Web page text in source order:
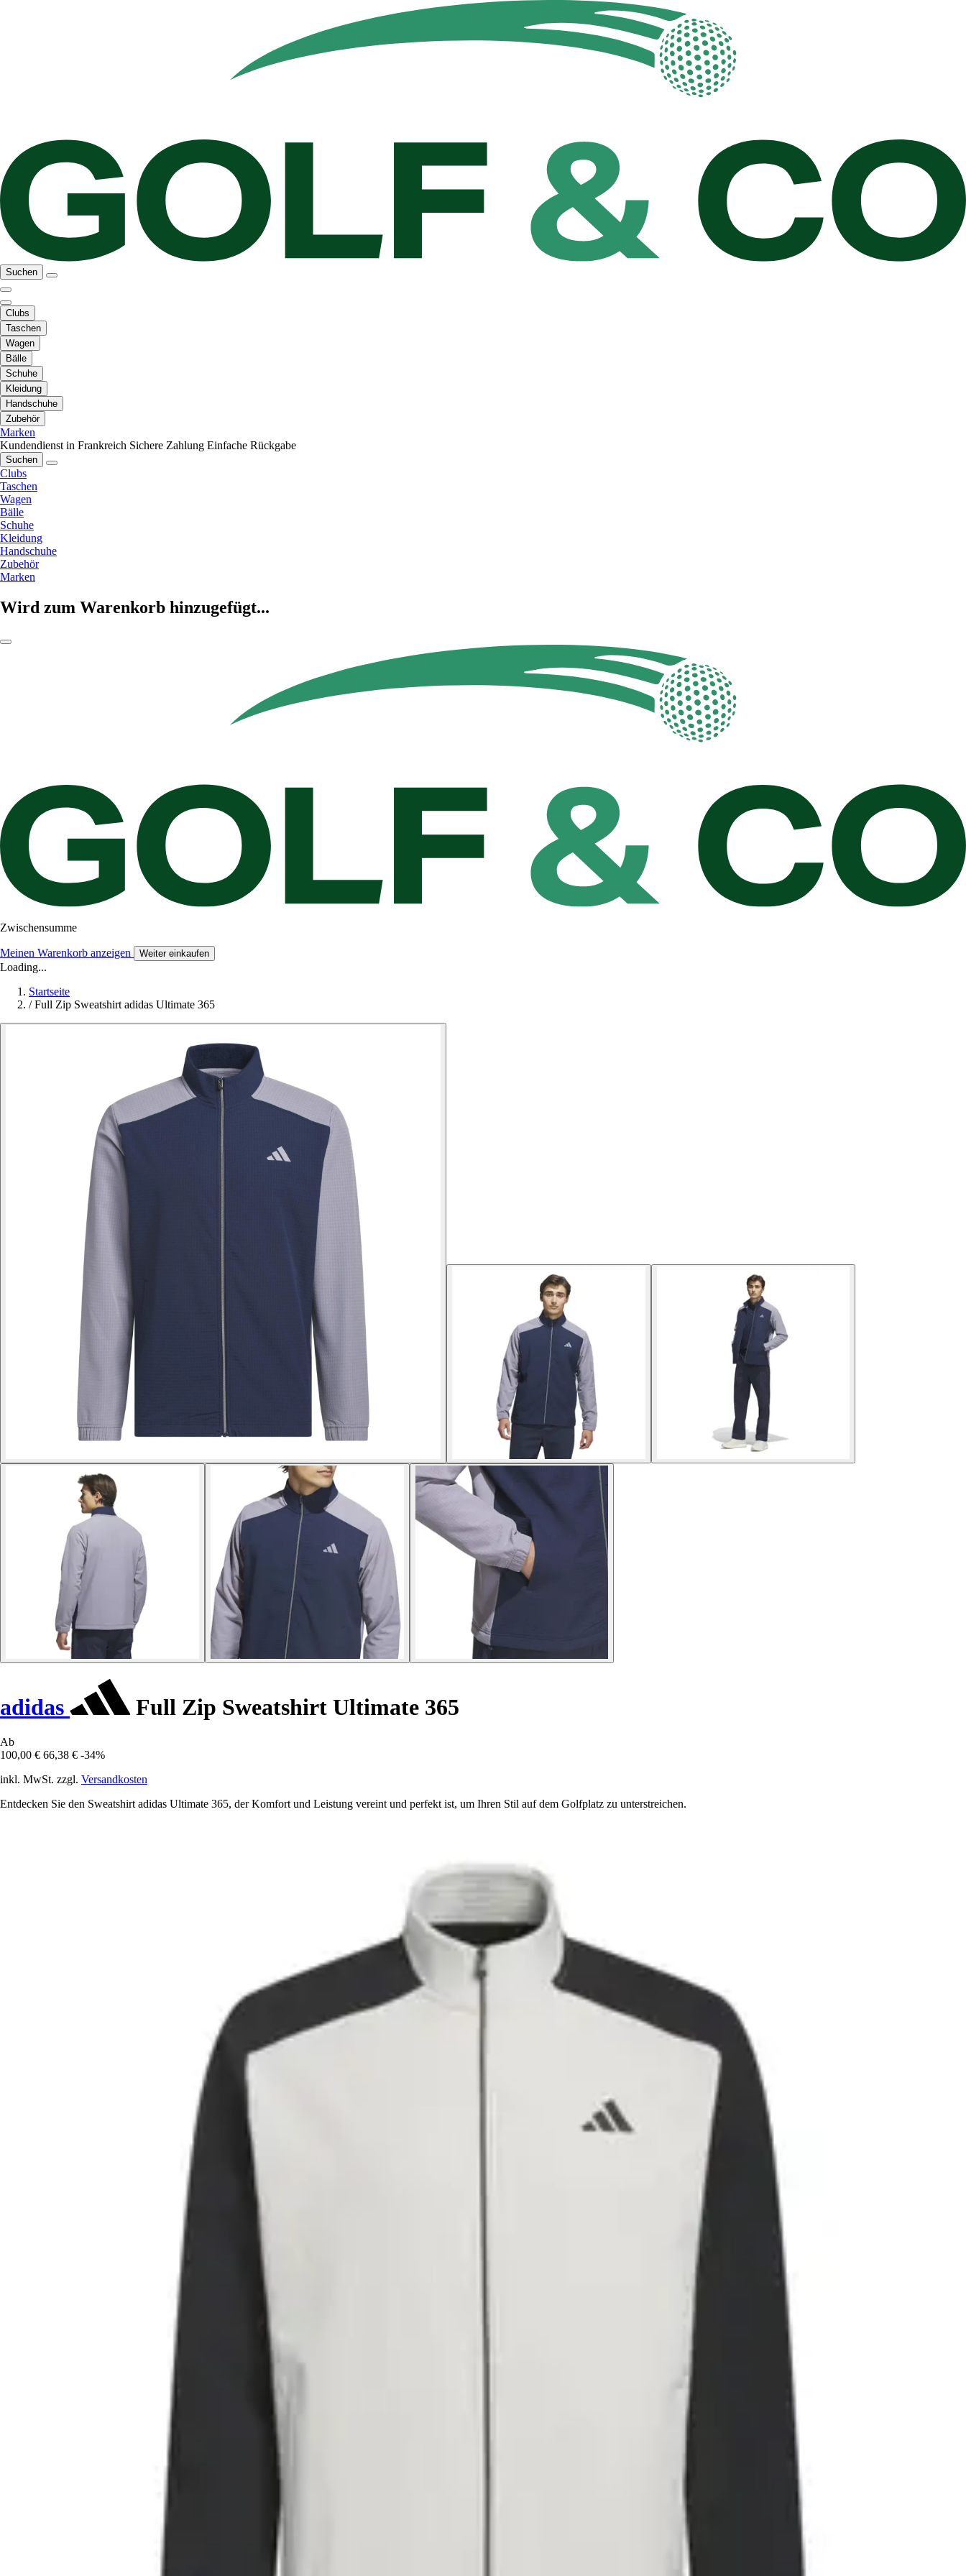
Suchen
Clubs
Taschen
Wagen
Bälle
Schuhe
Kleidung
Handschuhe
Zubehör
Marken
Kundendienst in Frankreich Sichere Zahlung Einfache Rückgabe
Suchen
Clubs
Taschen
Wagen
Bälle
Schuhe
Kleidung
Handschuhe
Zubehör
Marken
Wird zum Warenkorb hinzugefügt...
Zwischensumme
Meinen Warenkorb anzeigen Weiter einkaufen
Loading...
Startseite
/ Full Zip Sweatshirt adidas Ultimate 365
adidas Full Zip Sweatshirt Ultimate 365
Ab
100,00 € 66,38 € -34%
inkl. MwSt. zzgl. Versandkosten
Entdecken Sie den Sweatshirt adidas Ultimate 365, der Komfort und Leistung vereint und perfekt ist, um Ihren Stil auf dem Golfplatz zu unterstreichen.